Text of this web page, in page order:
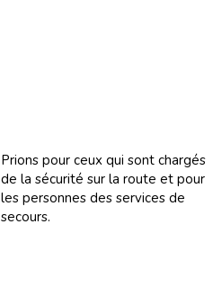
Prions pour ceux qui sont chargés
de la sécurité sur la route et pour
les personnes des services de
secours.